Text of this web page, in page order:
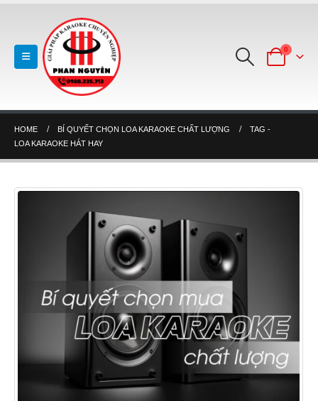
0
HOME BÍ QUYẾT CHỌN LOA KARAOKE CHẤT LƯỢNG
TAG -
LOA KARAOKE HÁT HAY